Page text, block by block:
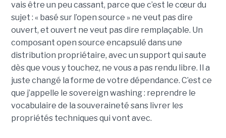
vais être un peu cassant, parce que c’est le cœur du
sujet : « basé sur l’open source » ne veut pas dire
ouvert, et ouvert ne veut pas dire remplaçable. Un
composant open source encapsulé dans une
distribution propriétaire, avec un support qui saute
dès que vous y touchez, ne vous a pas rendu libre. Il a
juste changé la forme de votre dépendance. C’est ce
que j’appelle le sovereign washing : reprendre le
vocabulaire de la souveraineté sans livrer les
propriétés techniques qui vont avec.